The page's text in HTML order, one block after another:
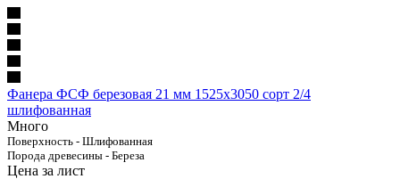
Фанера ФСФ березовая 21 мм 1525х3050 сорт 2/4
шлифованная
Много
Поверхность - Шлифованная
Порода древесины - Береза
Цена за лист